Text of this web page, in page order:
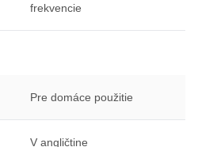
frekvencie
Pre domáce použitie
V angličtine